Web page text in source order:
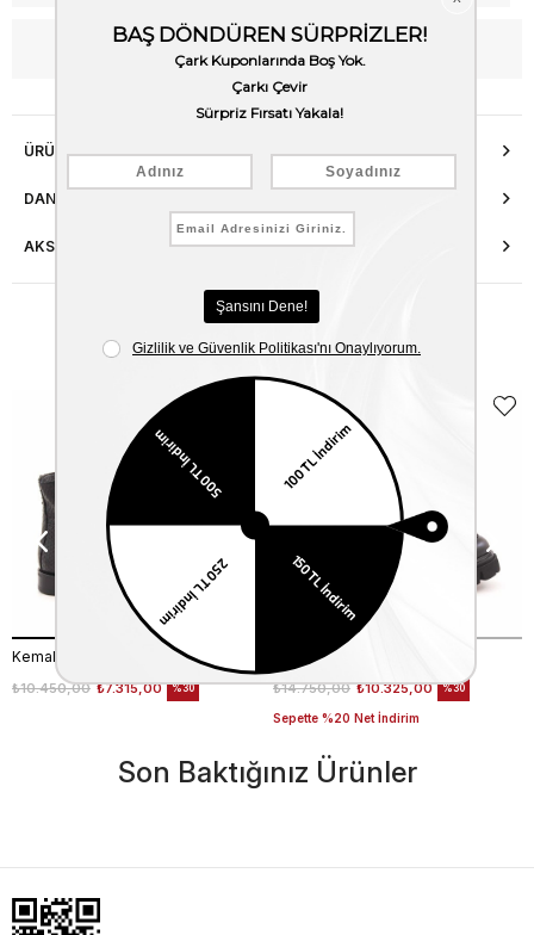
WhatsApp’tan Bilgi Al
ÜRÜN ÖZELLIKLERI
DANIŞMA HATTI
AKSESUAR ONARIMI
Benzer Ürünler
₺7.315,00
₺10.450,00 %30
Mocassini Erkek Bot 7318
₺10.325,00
₺14.750,00
Sepette %20 Net İndirim
%30
EKSTRA
İNDİRİM
Son Baktığınız Ürünler